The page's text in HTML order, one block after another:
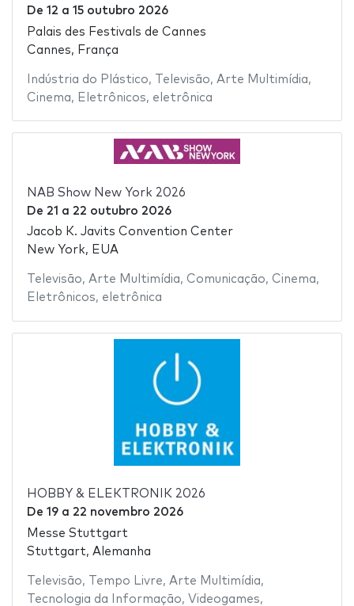
De 12 a 15 outubro 2026
Palais des Festivals de Cannes
Cannes, França
Indústria do Plástico, Televisão, Arte Multimídia,
Cinema, Eletrônicos, eletrônica
NAB Show New York 2026
De 21 a 22 outubro 2026
Jacob K. Javits Convention Center
New York, EUA
Televisão, Arte Multimídia, Comunicação, Cinema,
Eletrônicos, eletrônica
HOBBY & ELEKTRONIK 2026
De 19a 22 novembro 2026
Messe Stuttgart
Stuttgart, Alemanha
Televisão, Tempo Livre, Arte Multimídia,
Tecnologia da Informação, Videogames,